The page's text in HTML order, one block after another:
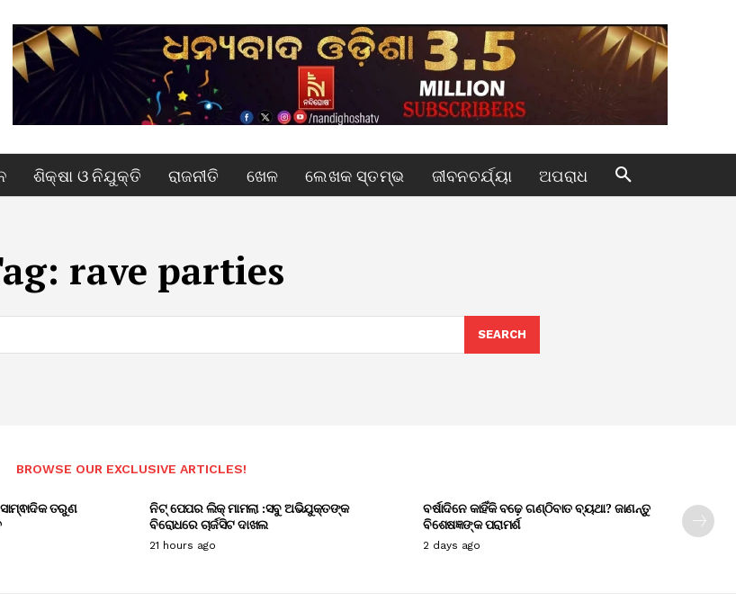
ଶିକ୍ଷା ଓ ନିଯୁକ୍ତି ରାଜନୀତି ଖେଳ ଲେଖକ ସ୍ତମ୍ଭ ଜୀବନଚର୍ଯ୍ୟା ଅପରାଧ
rave parties
SEARCH
BROWSE OUR EXCLUSIVE ARTICLES!
ତରୁଣ
ନିଟ୍ ପେପର ଲିକ୍ ମାମଲା :ସବୁ ଅଭିଯୁକ୍ତଙ୍କ
ବିରୋଧରେ ଚାର୍ଜସିଟ ଦାଖଲ
21 hours ago
ବର୍ଷାଦିନେ କାହିଁକି ବଢ଼େ ଗଣ୍ଠିବାତ ବ୍ୟଥା? ଜାଣନ୍ତୁ
ବିଶେଷଜ୍ଞଙ୍କ ପରାମର୍ଶ
2 days ago